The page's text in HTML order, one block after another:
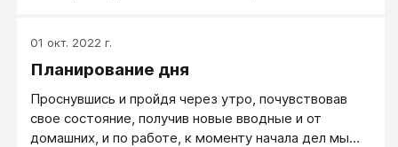
01 окт. 2022 г.
Планирование дня
Проснувшись и пройдя через утро, почувствовав
свое состояние, получив новые вводные и от
домашних, и по работе, к моменту начала дел мы